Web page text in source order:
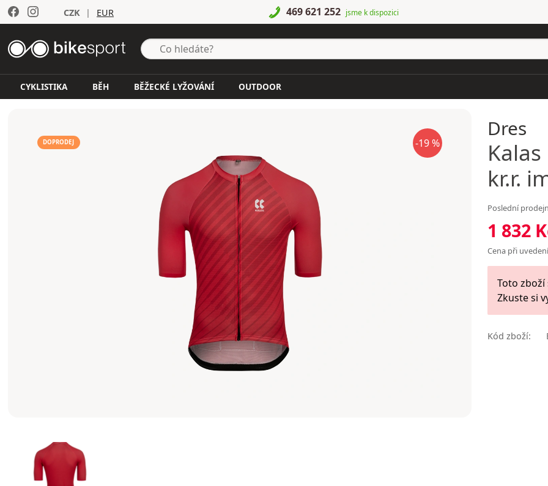
CZK | EUR 469 621 252 jsme k dispozici
CYKLISTIKA BĚH BĚŽECKÉ LYŽOVÁNÍ OUTDOOR
-19 %
DOPRODEJ
Dres
Kalas
kr.r.
Poslední
1 832
Cena při
Toto zboží
Zkuste si
Kód zboží: